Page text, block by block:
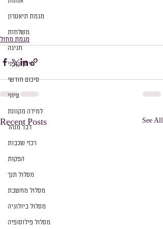
מגמת תיאטרון
משלחות
חגיגה
חינוך גופני
סיכום חודשי
עיוני
למידה מקוונת
דבר מנהל
רכזי שכבות
הפקות
מסלול תנך
מסלול מחשבת
מסלול ביולוגיה
מסלול פילוסופיה
מגמת מחול
Recent Posts See All